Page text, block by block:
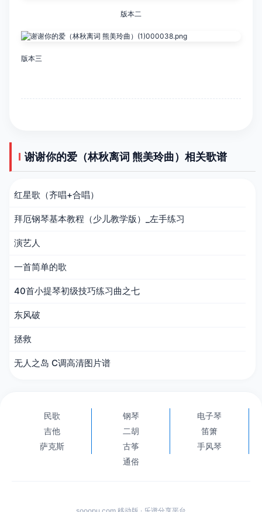
版本二
版本三
谢谢你的爱（林秋离词 熊美玲曲）相关歌谱
红星歌（齐唱+合唱）
拜厄钢琴基本教程（少儿教学版）_左手练习
演艺人
一首简单的歌
40首小提琴初级技巧练习曲之七
东风破
拯救
无人之岛 C调高清图片谱
民歌 钢琴
电子琴
吉他
二胡
笛箫
萨克斯
古筝
手风琴
通俗